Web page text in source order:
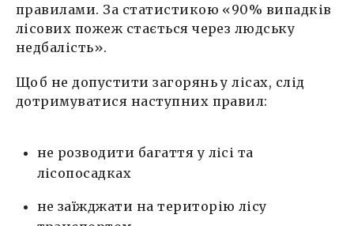
правилами. За статистикою «90% випадків
лісових пожеж стається через людську
недбалість».
Щоб не допустити загорянь у лісах, слід
дотримуватися наступних правил:
не розводити багаття у лісі та
лісопосадках
не заїжджати на територію лісу